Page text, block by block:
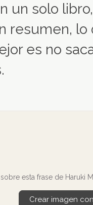
un solo
resumen,
es no
esta frase de Haruki
Crear imagen